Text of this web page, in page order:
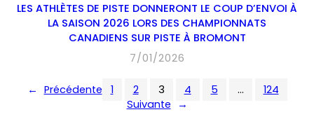
LES ATHLÈTES DE PISTE DONNERONT LE COUP D’ENVOI À
LA SAISON 2026 LORS DES CHAMPIONNATS
CANADIENS SUR PISTE À BROMONT
7/01/2026
← Précédente 1 2 3 4 5 …
124
Suivante
→